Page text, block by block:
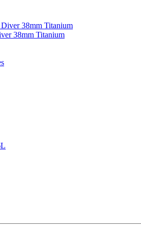
38mm Titanium